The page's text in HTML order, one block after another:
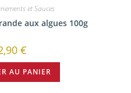
et Sauces
aux algues 100g
€
AU PANIER